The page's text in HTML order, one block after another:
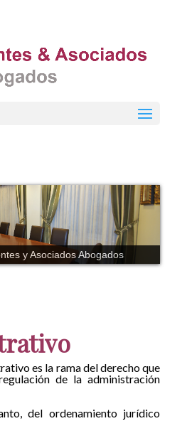
y Asociados Abogados
es la rama del derecho que
de la administración
del ordenamiento jurídico